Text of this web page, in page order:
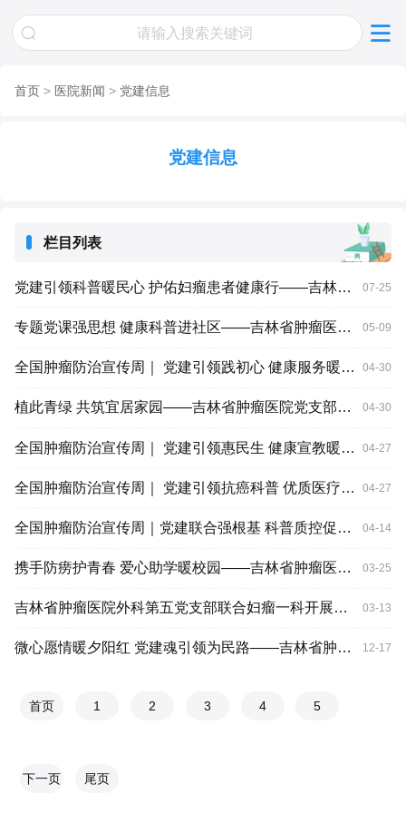
首页 > 医院新闻 > 党建信息
党建信息
栏目列表
党建引领科普暖民心 护佑妇瘤患者健康行——吉林省肿瘤医院外科第五党支部联合妇瘤一科、乳腺外四科开展科普患教会 07-25
专题党课强思想 健康科普进社区——吉林省肿瘤医院放疗第一党支部开展主题党日实践活动 05-09
全国肿瘤防治宣传周｜ 党建引领践初心 健康服务暖基层 ——吉林省肿瘤医院外科第一党支部联合多科室开展公益系列活动 04-30
植此青绿 共筑宜居家园——吉林省肿瘤医院党支部携手多方共植绿色“微心愿” 04-30
全国肿瘤防治宣传周｜ 党建引领惠民生 健康宣教暖人心 ——吉林省肿瘤医院医技第四党支部与外科第十党支部联合开展社区健康宣教活动 04-27
全国肿瘤防治宣传周｜ 党建引领抗癌科普 优质医疗下沉基层 ——吉林省肿瘤医院内科第一党支部赴镇赉开展肿瘤防治系列活动 04-27
全国肿瘤防治宣传周｜党建联合强根基 科普质控促发展——吉林省放疗质量控制中心联合多支部开展肿瘤防治系列活动 04-14
携手防痨护青春 爱心助学暖校园——吉林省肿瘤医院多支部联合开展“防治结核健康校园”主题党日活动 03-25
吉林省肿瘤医院外科第五党支部联合妇瘤一科开展妇女节专题患教会 03-13
微心愿情暖夕阳红 党建魂引领为民路——吉林省肿瘤医院多支部联合开展“微心愿”敬老爱老主题活动 12-17
首页 1 2 3 4 5
下一页 尾页